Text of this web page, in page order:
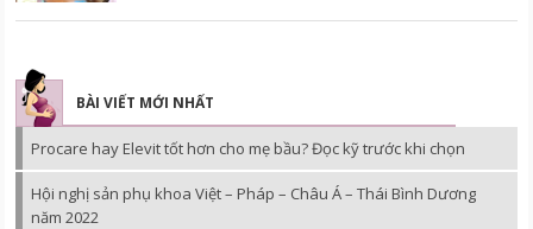
BÀI VIẾT MỚI NHẤT
Procare hay Elevit tốt hơn cho mẹ bầu? Đọc kỹ trước khi chọn
Hội nghị sản phụ khoa Việt – Pháp – Châu Á – Thái Bình Dương
năm 2022